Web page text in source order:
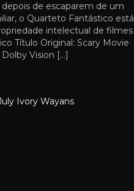
de escaparem de um
o Quarteto Fantástico está
intelectual de filmes
Título Original: Scary Movie
Vision […]
Ivory Wayans